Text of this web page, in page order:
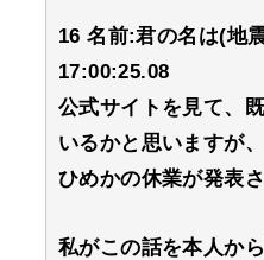
16 名前:君の名は(地
17:00:25.08
公式サイトを見て、
いるかと思いますが、
ひめかの休業が発表さ
私がこの話を本人か